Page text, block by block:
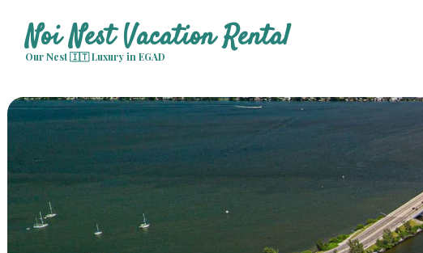
Noi Nest Vacation Rental
Our Nest 🇮🇹 Luxury in EGAD